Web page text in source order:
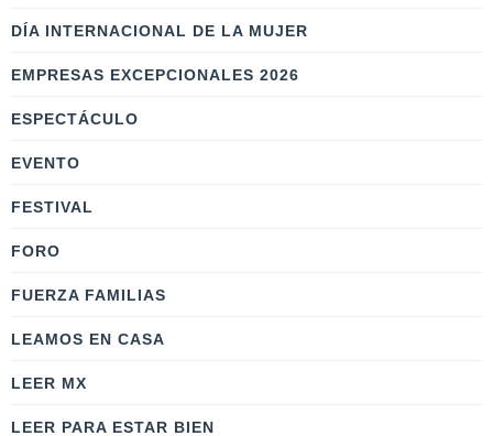
DÍA INTERNACIONAL DE LA MUJER
EMPRESAS EXCEPCIONALES 2026
ESPECTÁCULO
EVENTO
FESTIVAL
FORO
FUERZA FAMILIAS
LEAMOS EN CASA
LEER MX
LEER PARA ESTAR BIEN